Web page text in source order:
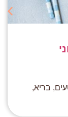
בריא,